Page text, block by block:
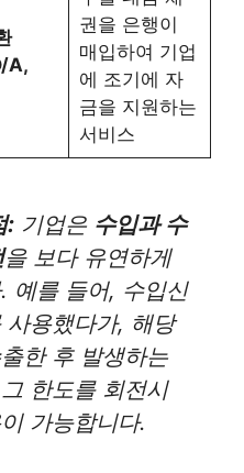
A,
권을 은행이
매입하여 기업
에 조기에 자
금을 지원하는
서비스
: 기업은 수입과 수
을 보다 유연하게
예를 들어, 수입신
사용했다가, 해당
한 후 발생하는
한도를 회전시
가능합니다.